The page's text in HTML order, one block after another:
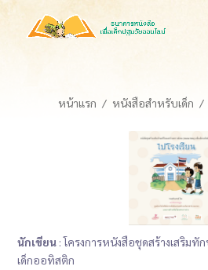
หน้าแรก หนังสือสำหรับเด็ก
นักเขียน : โครงการหนังสือชุดสร้างเสริม
เด็กออทิสติก